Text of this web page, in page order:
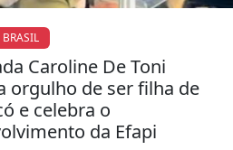
Caroline De Toni
orgulho de ser filha de
e celebra o
da Efapi